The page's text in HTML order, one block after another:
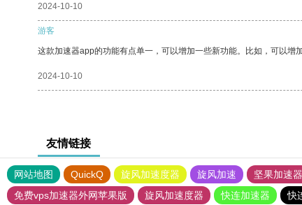
2024-10-10
游客
这款加速器app的功能有点单一，可以增加一些新功能。比如，可以增
2024-10-10
友情链接
网站地图 QuickQ 旋风加速度器 旋风加速 坚果加速器
免费vps加速器外网苹果版
旋风加速度器 快连加速器 快